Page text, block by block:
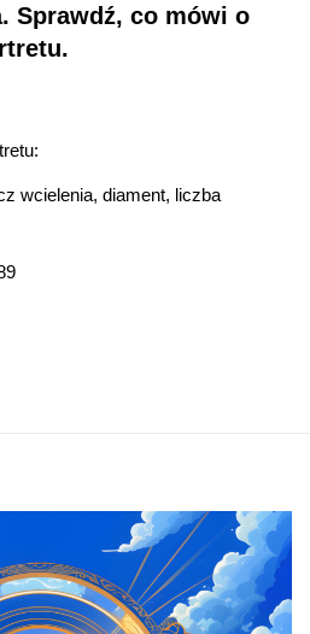
Sprawdź, co mówi o
wcielenia, diament, liczba